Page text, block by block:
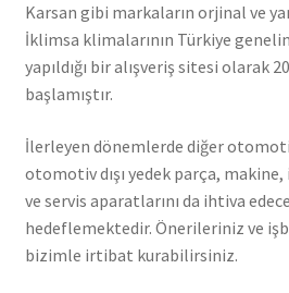
Karsan gibi markaların orjinal ve
İklimsa klimalarının Türkiye
yapıldığı bir alışveriş sitesi olarak
başlamıştır.
İlerleyen dönemlerde diğer
otomotiv dışı yedek parça,
ve servis aparatlarını da ihtiva
hedeflemektedir. Önerileriniz ve
bizimle irtibat kurabilirsiniz.